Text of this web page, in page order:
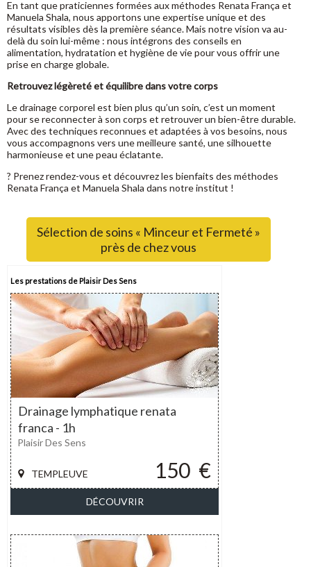
En tant que praticiennes formées aux méthodes Renata França et
Manuela Shala, nous apportons une expertise unique et des
résultats visibles dès la première séance. Mais notre vision va au-
delà du soin lui-même : nous intégrons des conseils en
alimentation, hydratation et hygiène de vie pour vous offrir une
prise en charge globale.
Retrouvez légèreté et équilibre dans votre corps
Le drainage corporel est bien plus qu’un soin, c’est un moment
pour se reconnecter à son corps et retrouver un bien-être durable.
Avec des techniques reconnues et adaptées à vos besoins, nous
vous accompagnons vers une meilleure santé, une silhouette
harmonieuse et une peau éclatante.
? Prenez rendez-vous et découvrez les bienfaits des méthodes
Renata França et Manuela Shala dans notre institut !
Sélection de soins « Minceur et Fermeté »
près de chez vous
Les prestations de Plaisir Des Sens
Drainage lymphatique renata
franca - 1h
150 €
TEMPLEUVE
Plaisir Des Sens
DÉCOUVRIR